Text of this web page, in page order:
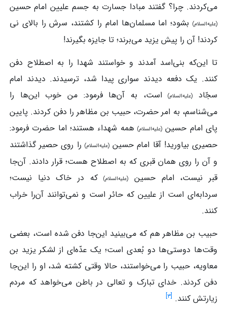
می‌کردند. چرا؟ گفتند مبادا جسارت به جسم علیین امام‌ حسین
(علیه‌السلام) بشود؛ اما مسلمان‌ها امام را کشتند، سرش را بالای نی
کردند! آن‌ را پیش یزید می‌برند؛ تا جایزه بگیرند!
تا این‌که بنی‌اسد آمدند و خواستند شهدا را به‌ اصطلاح دفن
کنند. یک‌ دفعه دیدند سواری پیدا شد، ترسیدند. دیدند امام‌
سجّاد
(علیه‌السلام)است، به آن‌ها فرمود: من خوب این‌ها را
می‌شناسم، به امر حضرت، حبیب‌ بن‌ مظاهر را دفن کردند. پایین
پای امام‌ حسین (علیه‌السلام) همه شهداء هستند؛ اما حضرت فرمود:
حصیری بیاورید! آقا امام‌ حسین(علیه‌السلام) را روی حصیر گذاشتند
و آن‌ را روی همان قبری که به‌ اصطلاح هست؛ قرار دادند. آن‌جا
قبر نیست، امام‌ حسین
(علیه‌السلام)که در خاک دنیا نیست؛
سردابه‌ای است از علیین که حائر است و نمی‌توانند آن‌را خراب
کنند.
حبیب‌ بن‌ مظاهر هم که می‌بینید این‌جا دفن شده‌ است، بعضی
وقت‌ها دوستی‌ها دو بُعدی است؛ یک عدّه‌ای از لشکر یزید بن‌
معاویه، حبیب را می‌خواستند، حالا وقتی کشته‌ شد، او را این‌جا
دفن کردند. خدای تبارک و تعالی در باطن می‌خواهد که مردم
زیارتش کنند. [۳]